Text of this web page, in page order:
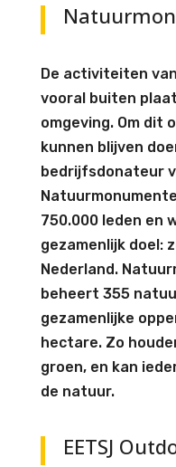
De activiteiten
vooral buiten
omgeving. Om dit
kunnen blijven
bedrijfsdonateur
750.000 leden en
gezamenlijk doel:
Nederland.
beheert 355
gezamenlijke
hectare. Zo
groen, en kan
de natuur.
EETSJ